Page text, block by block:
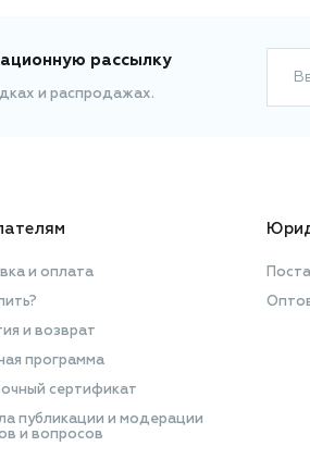
рассылку
и распродажах.
и оплата
и возврат
программа
сертификат
публикации и модерации
и вопросов